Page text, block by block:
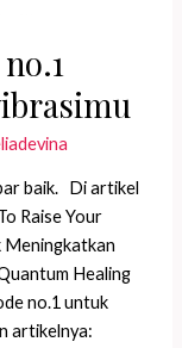
baik. Di artikel
Raise Your
Meningkatkan
Healing
no.1 untuk
artikelnya: